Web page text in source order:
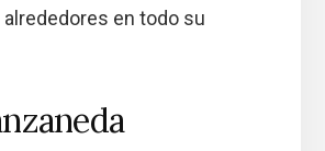
en todo su